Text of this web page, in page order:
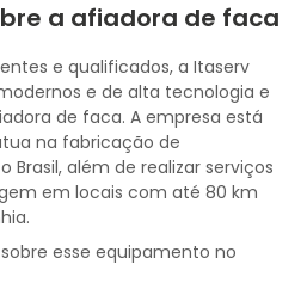
a afiadora de faca
e qualificados, a Itaserv
e de alta tecnologia e
de faca. A empresa está
na fabricação de
além de realizar serviços
em locais com até 80 km
esse equipamento no